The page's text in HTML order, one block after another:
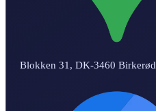
Blokken 31, DK-3460 Birkerød